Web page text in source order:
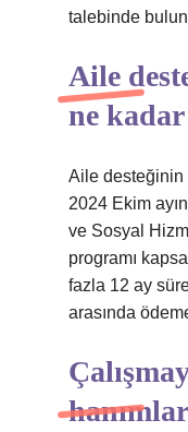
talebinde
Aile
ne
Aile desteğinin
2024 Ekim
ve Sosyal
programı
fazla 12 ay
arasında